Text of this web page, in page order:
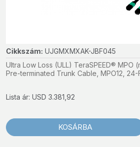
Cikkszám: UJGMXMXAK-JBF045
Ultra Low Loss (ULL) TeraSPEED® MPO
Pre-terminated Trunk Cable, MPO12, 24-
Lista ár: USD 3.381,92
KOSÁRBA